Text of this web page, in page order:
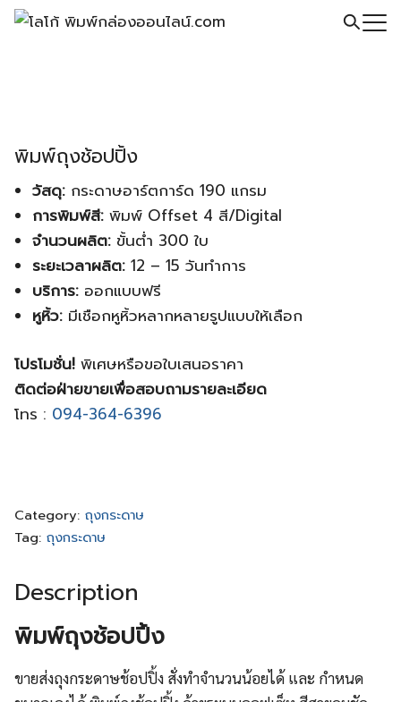
Skip
พิมพ์ถุงช้อปปิ้ง
วัสดุ: กระดาษอาร์ตการ์ด 190 แกรม
การพิมพ์สี: พิมพ์ Offset 4 สี/Digital
จำนวนผลิต: ขั้นต่ำ 300 ใบ
ระยะเวลาผลิต: 12 – 15 วันทำการ
บริการ: ออกแบบฟรี
หูหิ้ว: มีเชือกหูหิ้วหลากหลายรูปแบบให้เลือก
โปรโมชั่น! พิเศษหรือขอใบเสนอราคา
ติดต่อฝ่ายขายเพื่อสอบถามรายละเอียด
โทร : 094-364-6396
Category: ถุงกระดาษ
Tag: ถุงกระดาษ
Description
พิมพ์ถุงช้อปปิ้ง
ขายส่งถุงกระดาษช้อปปิ้ง สั่งทำจำนวนน้อยได้ และ กำหนด